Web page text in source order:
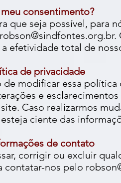
consentimento?
que seja possível, para
efetividade total de
de privacidade
modificar essa
e
Caso realizarmos
ciente das
de contato
corrigir ou excluir
contatar-nos pelo